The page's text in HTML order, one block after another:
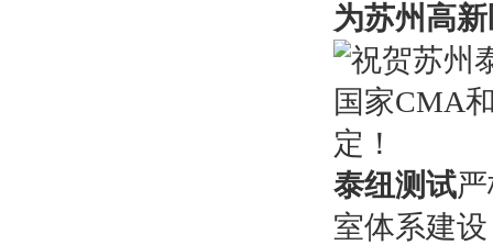
为苏州高
泰纽测试
室体系建